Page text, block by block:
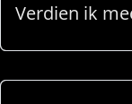
Verdien ik